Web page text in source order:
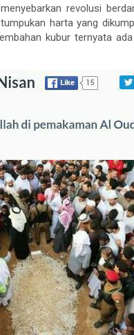
revolusi
harta yang
kubur ternyata